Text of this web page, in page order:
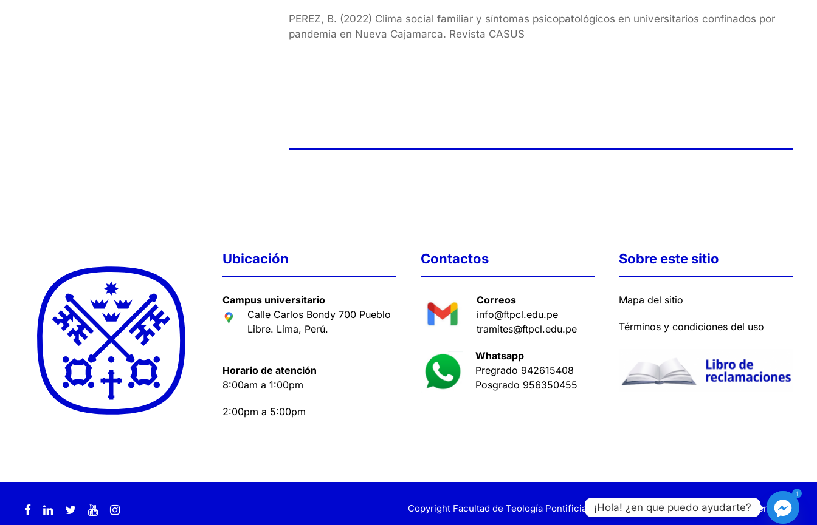
PEREZ, B. (2022) Clima social familiar y síntomas psicopatológicos en universitarios confinados por
pandemia en Nueva Cajamarca. Revista CASUS
Ubicación
Campus universitario
Calle Carlos Bondy 700 Pueblo
Libre. Lima, Perú.
Horario de atención
8:00am a 1:00pm
2:00pm a 5:00pm
Contactos
Correos
info@ftpcl.edu.pe
tramites@ftpcl.edu.pe
Whatsapp
Pregrado 942615408
Posgrado 956350455
Sobre este sitio
Mapa del sitio
Términos y condiciones del uso
Copyright Facultad de Teología Pontificia y Civil de Lima. Todos los derechos reservados
1
¡Hola! ¿en que puedo ayudarte?